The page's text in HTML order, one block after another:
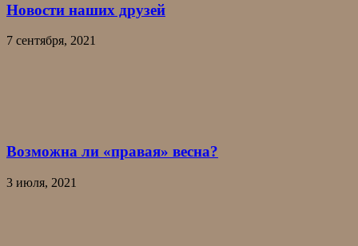
Новости наших друзей
7 сентября, 2021
Возможна ли «правая» весна?
3 июля, 2021